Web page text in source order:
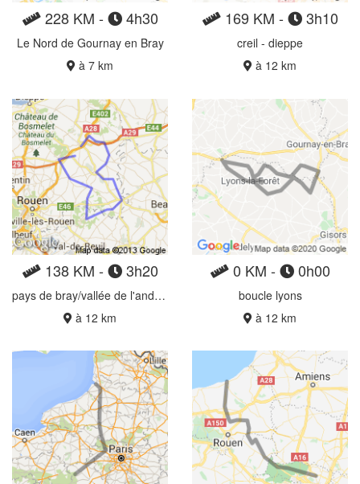
228 KM - 4h30
Le Nord de Gournay en Bray
à 7 km
169 KM - 3h10
creil - dieppe
à 12 km
138 KM - 3h20
pays de bray/vallée de l'andelle
à 12 km
0 KM - 0h00
boucle lyons
à 12 km